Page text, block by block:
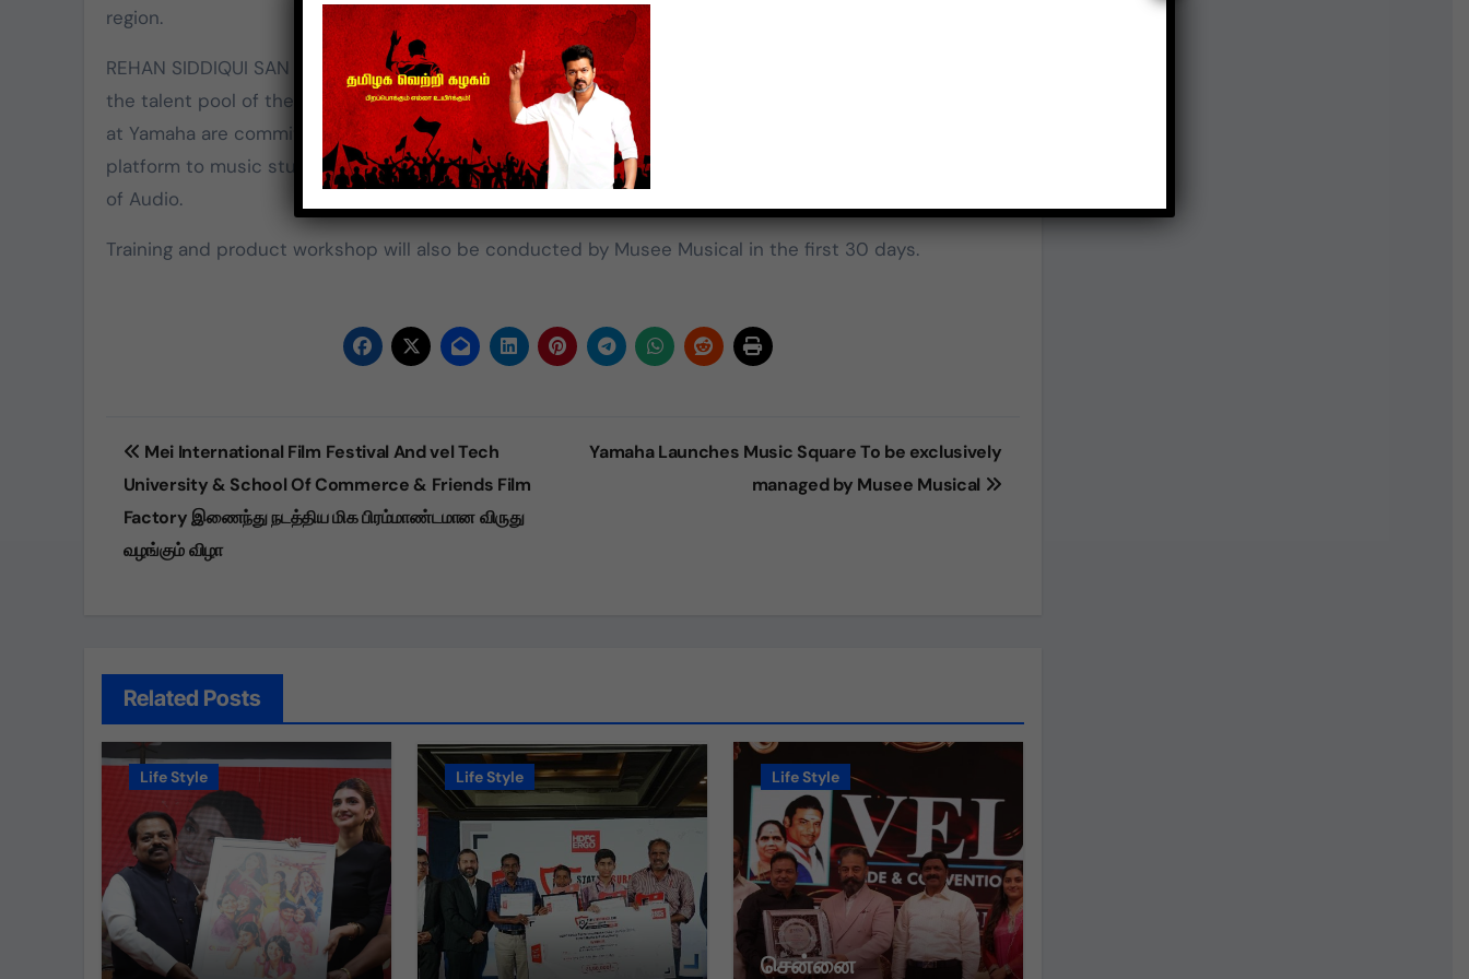
region.
REHAN SIDDIQUI SAN (Deputy General Manager) Yamaha said, “This development is aimed at upgrading
the talent pool of the youth in India and also to provide the best quality instruments in the region. We
at Yamaha are committed towards excellence in technology and quality, this initiative will provide a
platform to music students to enhance their skills and gets access to world class training in the world
of Audio.
Training and product workshop will also be conducted by Musee Musical in the first 30 days.
Post
navigation
Mei International Film Festival And vel Tech
University & School Of Commerce & Friends Film
Factory இணைந்து நடத்திய மிக பிரம்மாண்டமான விருது
வழங்கும் விழா
Yamaha Launches Music Square To be exclusively
managed by Musee Musical
Related Posts
Life Style Life Style Life Style
சென்னை
மதிக்கிறேன்.